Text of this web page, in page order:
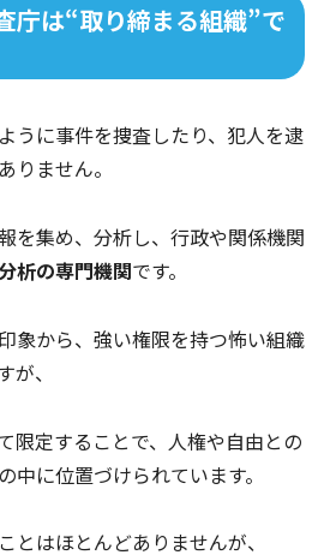
庁は“取り締まる組織”で
うに事件を捜査したり、犯人を逮
りません。
を集め、分析し、行政や関係機関
析の専門機関です。
象から、強い権限を持つ怖い組織
、
限定することで、人権や自由との
中に位置づけられています。
とはほとんどありませんが、